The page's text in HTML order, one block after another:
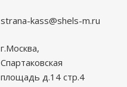
strana-kass@shels-m.ru
г.Москва,
Спартаковская
площадь д.14 стр.4